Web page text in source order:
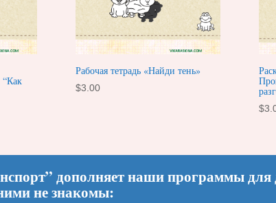
Рабочая тетрадь «Найди тень»
$3.00
$
дополняет наши программы для
не знакомы: